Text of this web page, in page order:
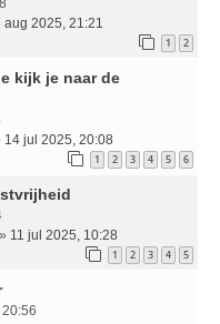
aug 2025, 21:21
1 2
kijk je naar de
14 jul 2025, 20:08
1 2 3 4 5 6
» 11 jul 2025, 10:28
1 2 3 4 5